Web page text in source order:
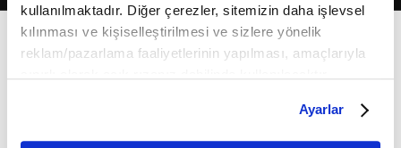
kullanılmaktadır. Diğer çerezler, sitemizin daha işlevsel
kılınması ve kişiselleştirilmesi ve sizlere yönelik
reklam/pazarlama faaliyetlerinin yapılması, amaçlarıyla
belirleyebilirsiniz. Çerezlere ilişkin detaylı bilgi için
Ayarlar butonuna tıklayabilir,Çerez Bilgilendirme
Ayarlar